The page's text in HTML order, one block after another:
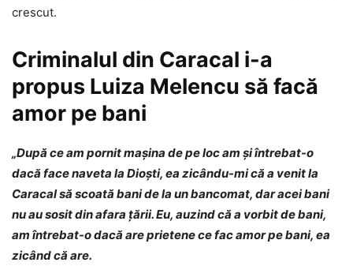
crescut.
Criminalul din Caracal i-a
propus Luiza Melencu să facă
amor pe bani
„După ce am pornit mașina de pe loc am și întrebat-o
dacă face naveta la Dioști, ea zicându-mi că a venit la
Caracal să scoată bani de la un bancomat, dar acei bani
nu au sosit din afara țării. Eu, auzind că a vorbit de bani,
am întrebat-o dacă are prietene ce fac amor pe bani, ea
zicând că are.